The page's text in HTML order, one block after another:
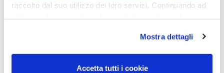
raccolto dal suo utilizzo dei loro servizi. Continuando ad
Mostra dettagli
Accetta tutti i cookie
Seguici sui social